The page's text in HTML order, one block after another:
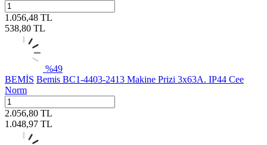
1.056,48 TL
538,80 TL
%49
BEMİS Bemis BC1-4403-2413 Makine Prizi 3x63A. IP44 Cee
Norm
2.056,80 TL
1.048,97 TL